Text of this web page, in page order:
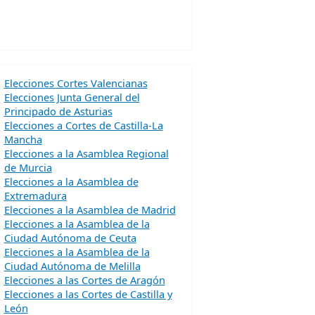
Elecciones Cortes Valencianas
Elecciones Junta General del
Principado de Asturias
Elecciones a Cortes de Castilla-La
Mancha
Elecciones a la Asamblea Regional
de Murcia
Elecciones a la Asamblea de
Extremadura
Elecciones a la Asamblea de Madrid
Elecciones a la Asamblea de la
Ciudad Autónoma de Ceuta
Elecciones a la Asamblea de la
Ciudad Autónoma de Melilla
Elecciones a las Cortes de Aragón
Elecciones a las Cortes de Castilla y
León